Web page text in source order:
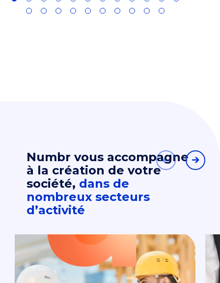
Numbr vous accompagne
à la création de votre
société, dans de
nombreux secteurs
d’activité